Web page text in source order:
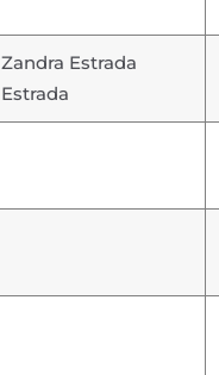
Zandra Estrada
Estrada